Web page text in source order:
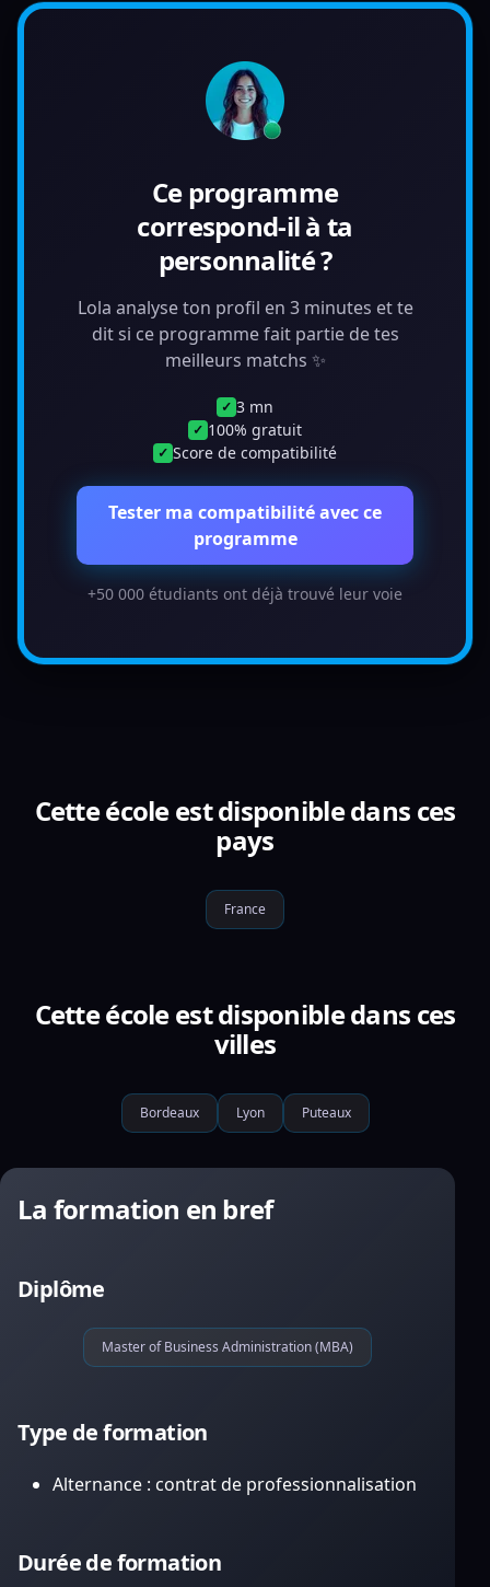
Ce programme
correspond-il à ta
personnalité ?
Lola analyse ton profil en 3 minutes et te
dit si ce programme fait partie de tes
meilleurs matchs ✨
✓ 3 mn
✓ 100% gratuit
✓ Score de compatibilité
Tester ma compatibilité avec ce
programme
+50 000 étudiants ont déjà trouvé leur voie
Cette école est disponible dans ces
pays
France
Cette école est disponible dans ces
villes
Bordeaux Lyon Puteaux
La formation en bref
Diplôme
Master of Business Administration (MBA)
Type de formation
Alternance : contrat de professionnalisation
Durée de formation